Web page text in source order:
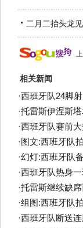
二月二抬头龙
相关新闻
·西班牙队24脚
·托雷斯伊涅斯
·西班牙队赛前
· 图文:西班牙队
·幻灯:西班牙队
·西班牙队热身
·托雷斯继续缺
·组图:西班牙队
·西班牙队断送